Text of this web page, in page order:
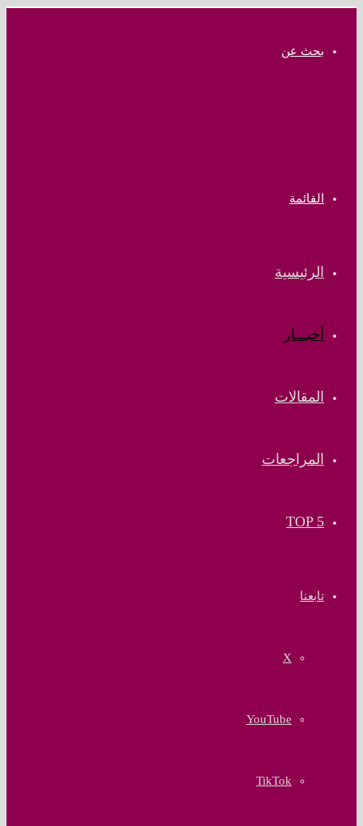
بحث عن
القائمة
الرئيسية
أخبـــار
المقالات
المراجعات
TOP 5
تابعنا
‫X
‫YouTube
‫TikTok